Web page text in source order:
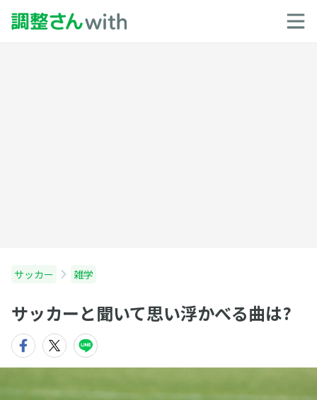
サッカー 雑学
サッカーと聞いて思い浮かべる曲は?